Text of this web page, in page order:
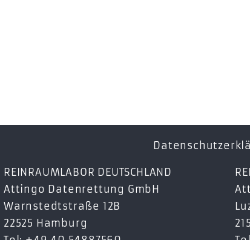
REINRAUMLABOR DEUTSCHLAND
Attingo Datenrettung GmbH
Warnstedtstraße 12B
22525 Hamburg